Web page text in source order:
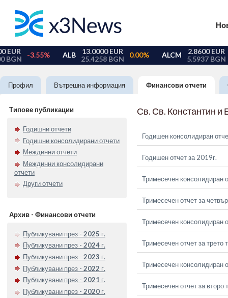
Профил Вътрешна информация Финансови отчети
Типове публикации
Годишни отчети
Годишни консолидирани отчети
Междинни отчети
Междинни консолидирани
отчети
Други отчети
Архив - Финансови отчети
Публикувани през - 2025 г.
Публикувани през - 2024 г.
Публикувани през - 2023 г.
Публикувани през - 2022 г.
Публикувани през - 2021 г.
Публикувани през - 2020 г.
Св. Св. Константин
Годишен консолидиран
Годишен отчет за 2019г.
Тримесечен консолидиран
Тримесечен отчет за
Тримесечен консолидиран
Тримесечен отчет за трето
Тримесечен консолидиран
Тримесечен отчет за второ